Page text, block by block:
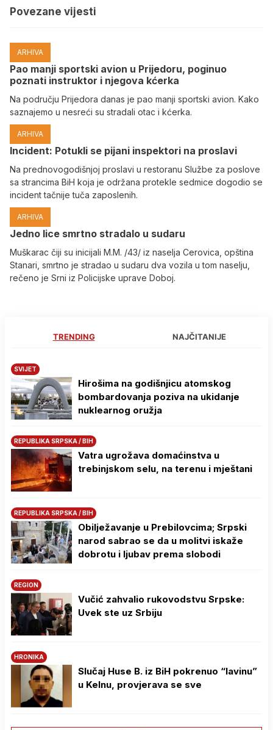
Povezane vijesti
ARHIVA
Pao manji sportski avion u Prijedoru, poginuo
poznati instruktor i njegova kćerka
Na području Prijedora danas je pao manji sportski avion. Kako
saznajemo u nesreći su stradali otac i kćerka.
ARHIVA
Incident: Potukli se pijani inspektori na proslavi
Na prednovogodišnjoj proslavi u restoranu Službe za poslove
sa strancima BiH koja je održana protekle sedmice dogodio se
incident tačnije tuča zaposlenih.
ARHIVA
Јedno lice smrtno stradalo u sudaru
Muškarac čiji su inicijali M.M. /43/ iz naselja Cerovica, opština
Stanari, smrtno je stradao u sudaru dva vozila u tom naselju,
rečeno je Srni iz Policijske uprave Doboj.
TRENDING NAJČITANIJE
SVIJET
Hirošima na godišnjicu atomskog
bombardovanja poziva na ukidanje
nuklearnog oružja
REPUBLIKA SRPSKA / BIH
Vatra ugrožava domaćinstva u
trebinjskom selu, na terenu i mještani
REPUBLIKA SRPSKA / BIH
Obilježavanje u Prebilovcima; Srpski
narod sabrao se da u molitvi iskaže
dobrotu i ljubav prema slobodi
REGION
Vučić zahvalio rukovodstvu Srpske:
Uvek ste uz Srbiju
HRONIKA
Slučaj Huse B. iz BiH pokrenuo “lavinu”
u Kelnu, provjerava se sve